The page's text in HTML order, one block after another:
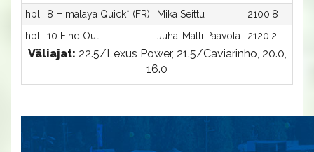
hpl
8 Himalaya Quick* (FR) Mika Seittu 2100:8
hpl
10 Find Out Juha-Matti Paavola 2120:2
Väliajat: 22.5/Lexus Power, 21.5/Caviarinho, 20.0,
16.0